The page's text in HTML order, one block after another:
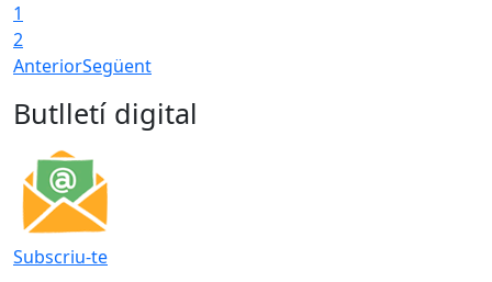
1
2
AnteriorSegüent
Butlletí digital
Subscriu-te